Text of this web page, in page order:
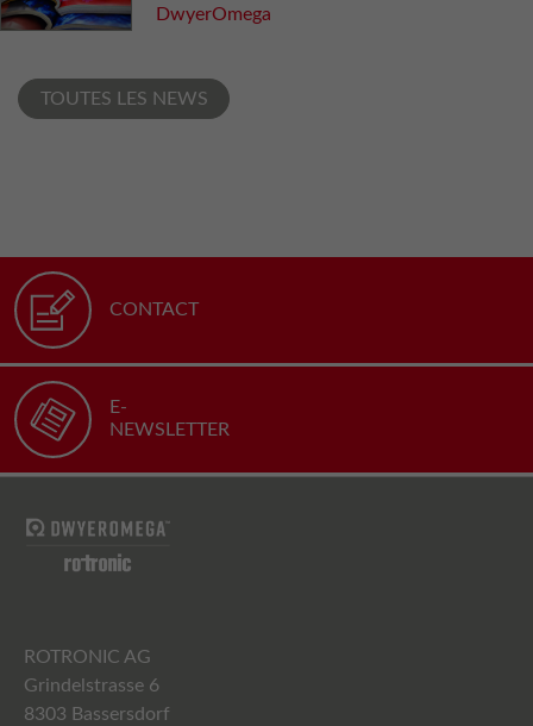
DwyerOmega
TOUTES LES NEWS
CONTACT
E-
NEWSLETTER
ROTRONIC AG
Grindelstrasse 6
8303 Bassersdorf